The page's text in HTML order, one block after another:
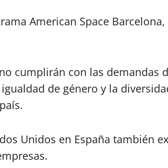
American Space
cumplirán con las demandas
de género y la
Unidos en España también